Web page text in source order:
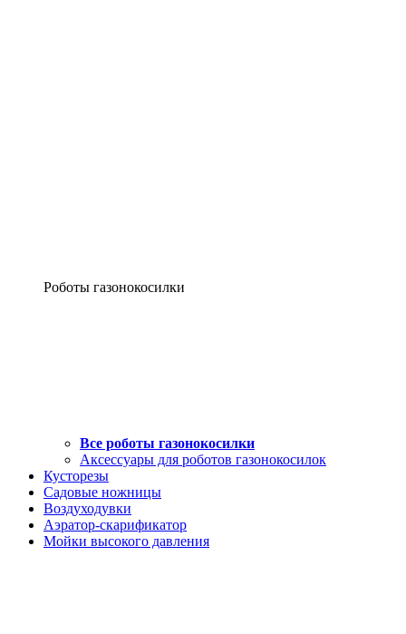
Роботы газонокосилки
Все роботы газонокосилки
Аксессуары для роботов газонокосилок
Кусторезы
Садовые ножницы
Воздуходувки
Аэратор-скарификатор
Мойки высокого давления